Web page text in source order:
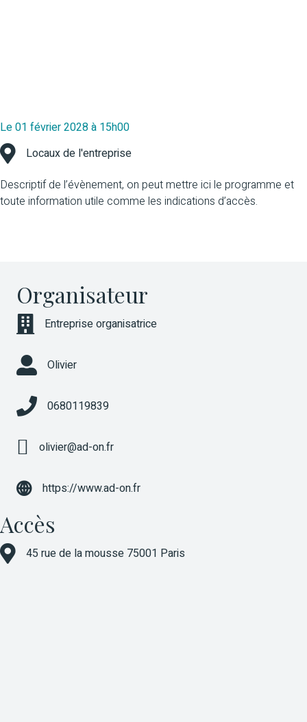
Le 01 février 2028 à 15h00
Locaux de l'entreprise
Descriptif de l’évènement, on peut mettre ici le programme et
toute information utile comme les indications d’accès.
Organisateur
Structure (ou association si relation)
Entreprise organisatrice
Olivier
0680119839
olivier@ad-on.fr
https://www.ad-on.fr
Accès
45 rue de la mousse 75001 Paris